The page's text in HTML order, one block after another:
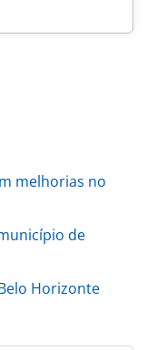
melhorias no
de
Horizonte